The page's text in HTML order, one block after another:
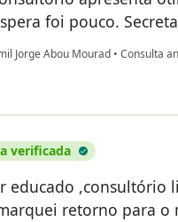
foi pouco.
Jorge Abou Mourad • Consulta
verificada
educado ,consultório
retorno para o